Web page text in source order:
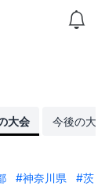
大会 今後の大
#神奈川県
#茨